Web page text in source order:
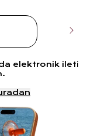
elektronik ileti